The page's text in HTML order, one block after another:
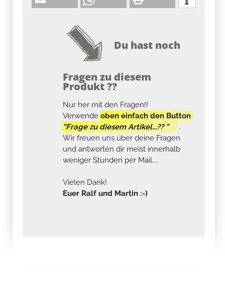
Du hast noch
Fragen zu diesem
Produkt ??
Nur her mit den Fragen!!
Verwendeoben einfach den Button
"Frage zu diesem Artikel...?? "
.
Wir freuen uns über deine Fragen
und antworten dir meist innerhalb
weniger Stunden per Mail....
Vielen Dank!
Euer Ralf und Martin :-)